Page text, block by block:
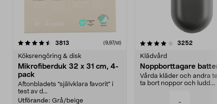
-
3813 (9,97/st)
Köksrengöring & disk
Mikrofiberduk 32 x 31 cm, 4-
pack
Aftonbladets "självklara favorit” i
test av d...
Utförande: Grå/beige
4.0av 5 stjärnor 3252
Klädvård
Noppborttagare
Vårda kläder och andra
ta bort noppor och ludd.
4.5av 5 stjärnor